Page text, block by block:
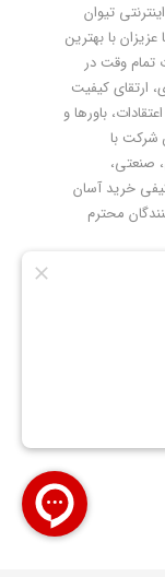
تیوان
با بهترین
وقت در
ارتقای کیفیت
باورها و
شرکت با
صنعتی،
خرید آسان
محترم